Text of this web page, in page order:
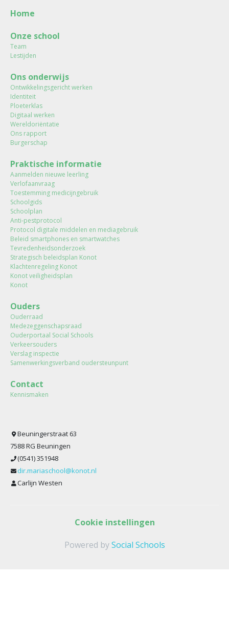
Home
Onze school
Team
Lestijden
Ons onderwijs
Ontwikkelingsgericht werken
Identiteit
Ploeterklas
Digitaal werken
Wereldoriëntatie
Ons rapport
Burgerschap
Praktische informatie
Aanmelden nieuwe leerling
Verlofaanvraag
Toestemming medicijngebruik
Schoolgids
Schoolplan
Anti-pestprotocol
Protocol digitale middelen en mediagebruik
Beleid smartphones en smartwatches
Tevredenheidsonderzoek
Strategisch beleidsplan Konot
Klachtenregeling Konot
Konot veiligheidsplan
Konot
Ouders
Ouderraad
Medezeggenschapsraad
Ouderportaal Social Schools
Verkeersouders
Verslag inspectie
Samenwerkingsverband oudersteunpunt
Contact
Kennismaken
Beuningerstraat 63
7588 RG Beuningen
(0541) 351948
dir.mariaschool@konot.nl
Carlijn Westen
Cookie instellingen
Powered bySocial Schools